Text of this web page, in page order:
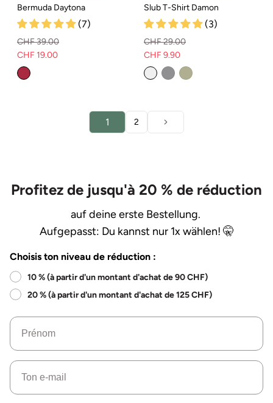
Bermuda Daytona
(7)
Prix
normal
CHF 39.00
Prix
de
CHF 19.00
Slub T-Shirt Damon
(3)
Prix
normal
CHF 29.00
Prix
de
CHF 9.90
Variante
épuisée
Variante
épuisée
1 2
Profitez de jusqu'à 20 % de réduction
auf deine erste Bestellung.
Aufgepasst: Du kannst nur 1x wählen! 🤫
Choisis ton niveau de réduction :
10 % (à partir d'un montant d'achat de 90 CHF)
20 % (à partir d'un montant d'achat de 125 CHF)
Nom
Email